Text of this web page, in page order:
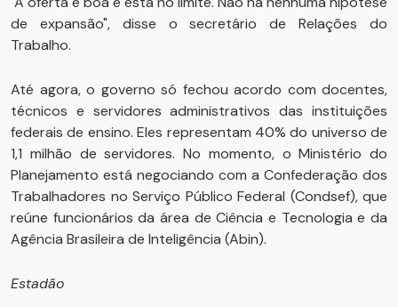
de expansão", disse o secretário de Relações do
Trabalho.
Até agora, o governo só fechou acordo com docentes,
técnicos e servidores administrativos das instituições
federais de ensino. Eles representam 40% do universo de
1,1 milhão de servidores. No momento, o Ministério do
Planejamento está negociando com a Confederação dos
Trabalhadores no Serviço Público Federal (Condsef), que
reúne funcionários da área de Ciência e Tecnologia e da
Agência Brasileira de Inteligência (Abin).
Estadão